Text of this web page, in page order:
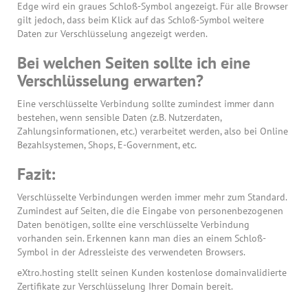
Edge wird ein graues Schloß-Symbol angezeigt. Für alle Browser
gilt jedoch, dass beim Klick auf das Schloß-Symbol weitere
Daten zur Verschlüsselung angezeigt werden.
Bei welchen Seiten sollte ich eine
Verschlüsselung erwarten?
Eine verschlüsselte Verbindung sollte zumindest immer dann
bestehen, wenn sensible Daten (z.B. Nutzerdaten,
Zahlungsinformationen, etc.) verarbeitet werden, also bei Online
Bezahlsystemen, Shops, E-Government, etc.
Fazit:
Verschlüsselte Verbindungen werden immer mehr zum Standard.
Zumindest auf Seiten, die die Eingabe von personenbezogenen
Daten benötigen, sollte eine verschlüsselte Verbindung
vorhanden sein. Erkennen kann man dies an einem Schloß-
Symbol in der Adressleiste des verwendeten Browsers.
eXtro.hosting stellt seinen Kunden kostenlose domainvalidierte
Zertifikate zur Verschlüsselung Ihrer Domain bereit.